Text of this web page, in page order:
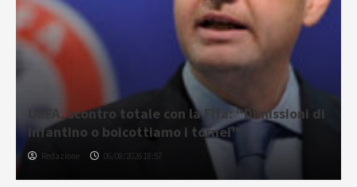
UEFA, scontro totale con la Fifa: “Dimissioni di
Infantino o boicottiamo i tornei”
Redazione 06/08/2026 18:57